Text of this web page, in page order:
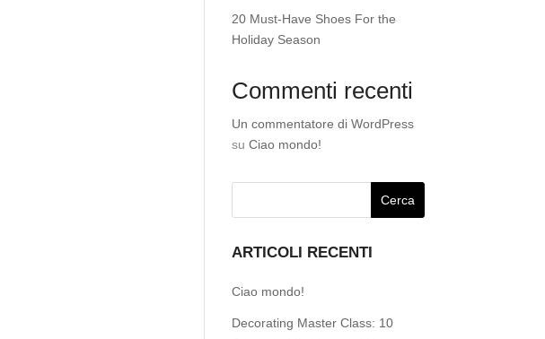
20 Must-Have Shoes For the
Holiday Season
Commenti recenti
Un commentatore di WordPress
su Ciao mondo!
ARTICOLI RECENTI
Ciao mondo!
Decorating Master Class: 10